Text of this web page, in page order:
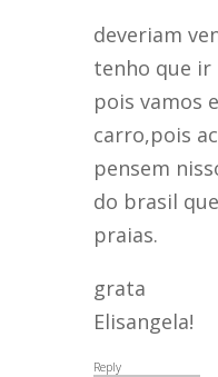
deveriam
tenho que ir
pois vamos
carro,pois
pensem
do brasil
praias.
grata
Elisangela!
Reply